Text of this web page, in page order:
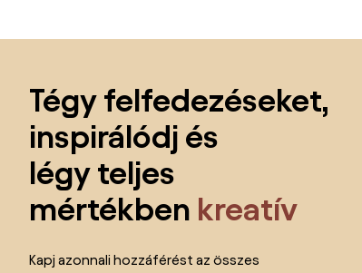
Tégy felfedezéseket,
inspirálódj és
légy teljes
mértékben kreatív
Kapj azonnali hozzáférést az összes